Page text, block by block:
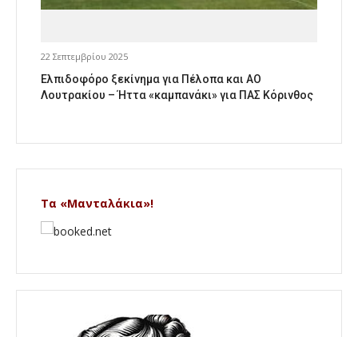
22 Σεπτεμβρίου 2025
Ελπιδοφόρο ξεκίνημα για Πέλοπα και ΑΟ
Λουτρακίου – Ήττα «καμπανάκι» για ΠΑΣ Κόρινθος
Τα «Μανταλάκια»!